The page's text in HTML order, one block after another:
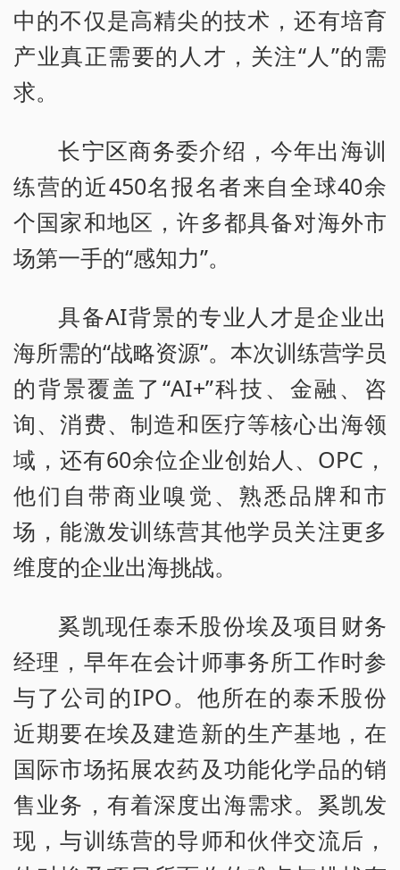
中的不仅是高精尖的技术，还有培育
产业真正需要的人才，关注“人”的需
求。
长宁区商务委介绍，今年出海训
练营的近450名报名者来自全球40余
个国家和地区，许多都具备对海外市
场第一手的“感知力”。
具备AI背景的专业人才是企业出
海所需的“战略资源”。本次训练营学员
的背景覆盖了“AI+”科技、金融、咨
询、消费、制造和医疗等核心出海领
域，还有60余位企业创始人、OPC，
他们自带商业嗅觉、熟悉品牌和市
场，能激发训练营其他学员关注更多
维度的企业出海挑战。
奚凯现任泰禾股份埃及项目财务
经理，早年在会计师事务所工作时参
与了公司的IPO。他所在的泰禾股份
近期要在埃及建造新的生产基地，在
国际市场拓展农药及功能化学品的销
售业务，有着深度出海需求。奚凯发
现，与训练营的导师和伙伴交流后，